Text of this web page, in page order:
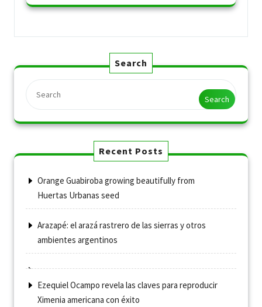
Search
Search
Recent Posts
Orange Guabiroba growing beautifully from
Huertas Urbanas seed
Arazapé: el arazá rastrero de las sierras y otros
ambientes argentinos
Ezequiel Ocampo revela las claves para reproducir
Ximenia americana con éxito